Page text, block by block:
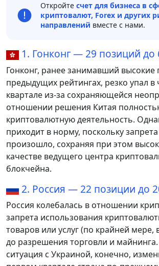
Откройте счет для бизнеса в
криптовалют, Forex и других
направлений вместе с нами.
1. Гонконг — 29 позиций до
Гонконг, ранее занимавший высокие
предыдущих рейтингах, резко упал в
квартале из-за сохраняющейся
отношении решения Китая
криптовалютную деятельность.
приходит в норму, поскольку
произошло, сохраняя при этом
качестве ведущего центра
блокчейна.
2. Россия — 22 позиции до
Россия колебалась в отношении
запрета использования
товаров или услуг (по крайней мере,
до разрешения торговли и
ситуация с Украиной, конечно,